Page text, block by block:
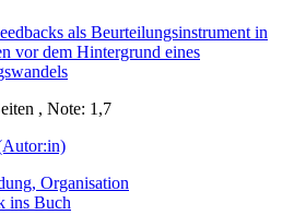
, Note: 1,7
Organisation
ins Buch